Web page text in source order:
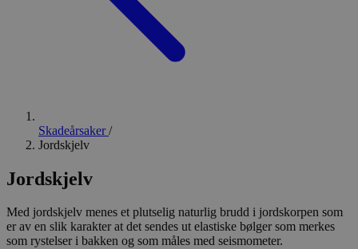
Skadeårsaker/
Jordskjelv
Jordskjelv
Med jordskjelv menes et plutselig naturlig brudd i jordskorpen som
er av en slik karakter at det sendes ut elastiske bølger som merkes
som rystelser i bakken og som måles med seismometer.